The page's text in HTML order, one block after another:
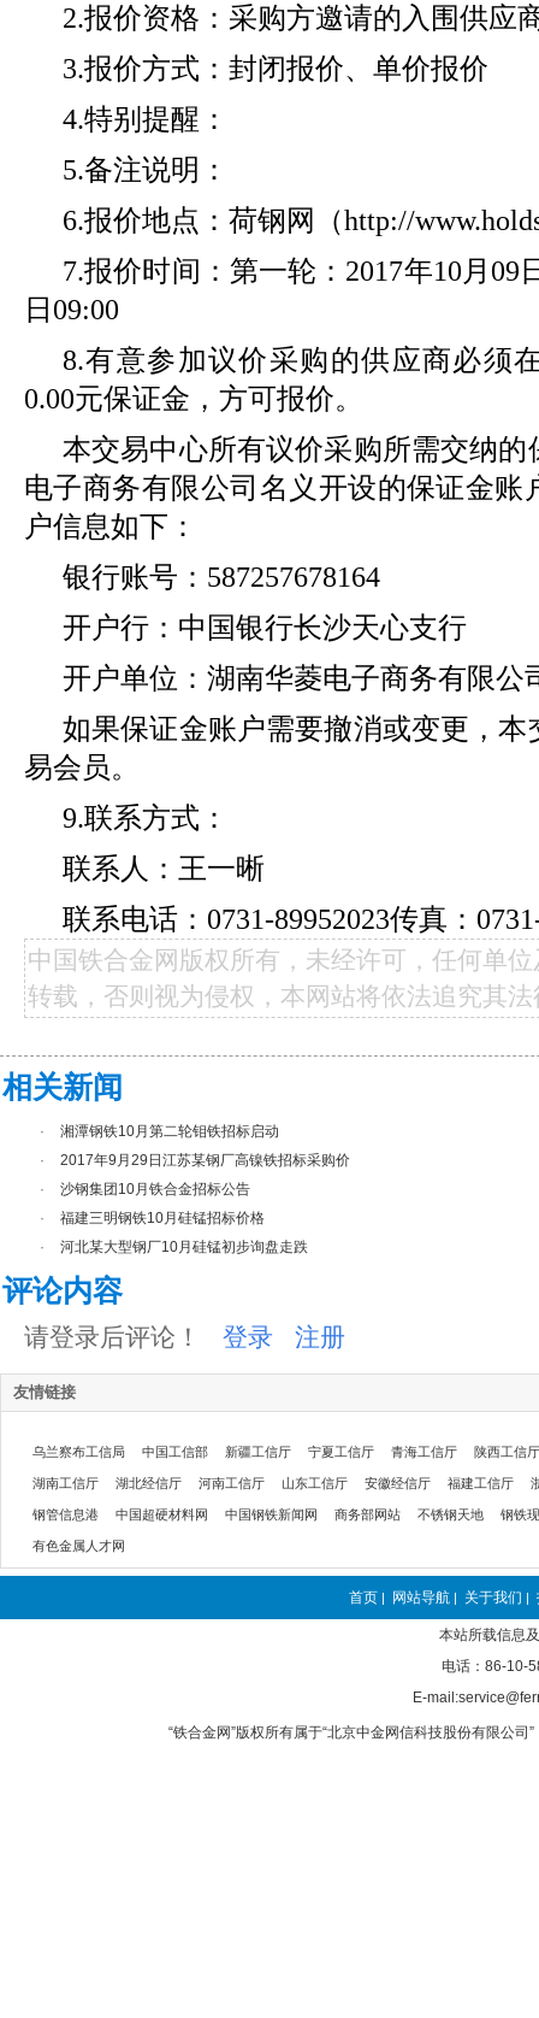
2.报价资格：采购方邀请的入围供应
3.报价方式：封闭报价、单价报价
4.特别提醒：
5.备注说明：
6.报价地点：荷钢网（http://
7.报价时间：第一轮：2017年10月09
日09:00
8.有意参加议价采购的供应商必须
0.00元保证金，方可报价。
本交易中心所有议价采购所需交纳
电子商务有限公司名义开设的保证金账
户信息如下：
银行账号：587257678164
开户行：中国银行长沙天心支行
开户单位：湖南华菱电子商务有限公
如果保证金账户需要撤消或变更，
易会员。
9.联系方式：
联系人：王一晰
联系电话：0731-89952023传真：
中国铁合金网版权所有，未经许可，任何单
转载，否则视为侵权，本网站将依法追究其
相关新闻
·
湘潭钢铁10月第二轮钼铁招标启动
·
2017年9月29日江苏某钢厂高镍铁招标采购价
·
沙钢集团10月铁合金招标公告
·
福建三明钢铁10月硅锰招标价格
·
河北某大型钢厂10月硅锰初步询盘走跌
评论内容
请登录后评论！ 登录 注册
友情链接
乌兰察布工信局 中国工信部 新疆工信厅 宁夏工信厅 青海工信厅 陕西工信厅
湖南工信厅 湖北经信厅 河南工信厅 山东工信厅 安徽经信厅 福建工信厅
钢管信息港 中国超硬材料网 中国钢铁新闻网 商务部网站 不锈钢天地 钢铁
有色金属人才网
首页 | 网站导航 | 关于我们 |
本站所载信息
电话：86-10-
E-
“铁合金网”版权所有属于“北京中金网信科技股份有限公司